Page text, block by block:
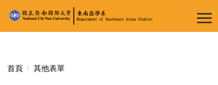
到
主
容
首頁 其他表單